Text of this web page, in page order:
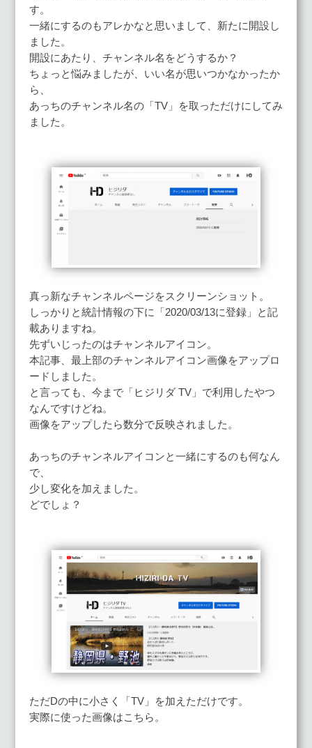
す。
一緒にするのもアレかなと思いまして、新たに開設し
ました。
開設にあたり、チャンネル名をどうするか？
ちょっと悩みましたが、いい名が思いつかなかったか
ら、
あっちのチャンネル名の「TV」を取っただけにしてみ
ました。
真っ新なチャンネルページをスクリーンショット。
しっかりと統計情報の下に「2020/03/13に登録」と記
載ありますね。
先ずいじったのはチャンネルアイコン。
本記事、最上部のチャンネルアイコン画像をアップロ
ードしました。
と言っても、今まで「ヒジリダ TV」で利用したやつ
なんですけどね。
画像をアップしたら数分で反映されました。
あっちのチャンネルアイコンと一緒にするのも何なん
で、
少し変化を加えました。
どでしょ？
ただDの中に小さく「TV」を加えただけです。
実際に使った画像はこちら。